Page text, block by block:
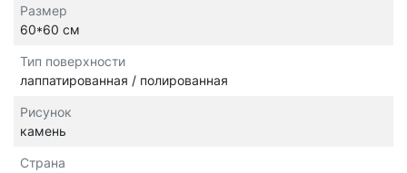
Размер
60*60 см
Тип поверхности
лаппатированная / полированная
Рисунок
камень
Страна